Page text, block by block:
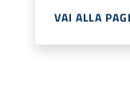
VAI ALLA